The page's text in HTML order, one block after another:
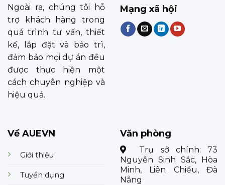
Ngoài ra, chúng tôi hỗ
trợ khách hàng trong
quá trình tư vấn, thiết
kế, lắp đặt và bảo trì,
đảm bảo mọi dự án đều
được thực hiện một
cách chuyên nghiệp và
hiệu quả.
Mạng xã hội
Về AUEVN
Giới thiệu
Tuyển dụng
Văn phòng
Trụ sở chính: 73
Nguyễn Sinh Sắc, Hòa
Minh, Liên Chiểu, Đà
Nẵng